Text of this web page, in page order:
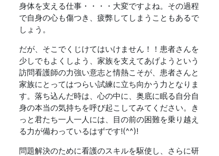
身体を支える仕事・・・・大変ですよね。その過程
で自身の心も傷つき、疲弊してしまうこともあるで
しょう。
だが、そこでくじけてはいけません！！患者さんを
少しでもよくしよう、家族を支えてあげようという
訪問看護師の力強い意志と情熱こそが、患者さんと
家族にとってはつらい試練に立ち向かう力となりま
す。落ち込んだ時は、心の中に、奥底に眠る自分自
身の本当の気持ちを呼び起こしてみてください。き
っと君たち一人一人には、目の前の困難を乗り越え
る力が備わっているはずです!(^^)!
問題解決のために看護のスキルを駆使し、さらに研